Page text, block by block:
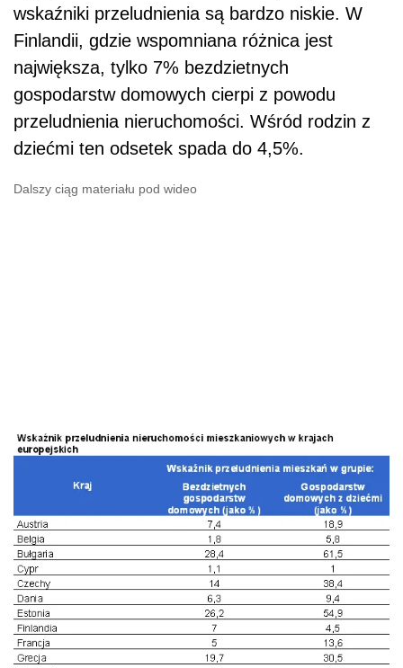
wskaźniki przeludnienia są bardzo niskie. W
Finlandii, gdzie wspomniana różnica jest
największa, tylko 7% bezdzietnych
gospodarstw domowych cierpi z powodu
przeludnienia nieruchomości. Wśród rodzin z
dziećmi ten odsetek spada do 4,5%.
Dalszy ciąg materiału pod wideo